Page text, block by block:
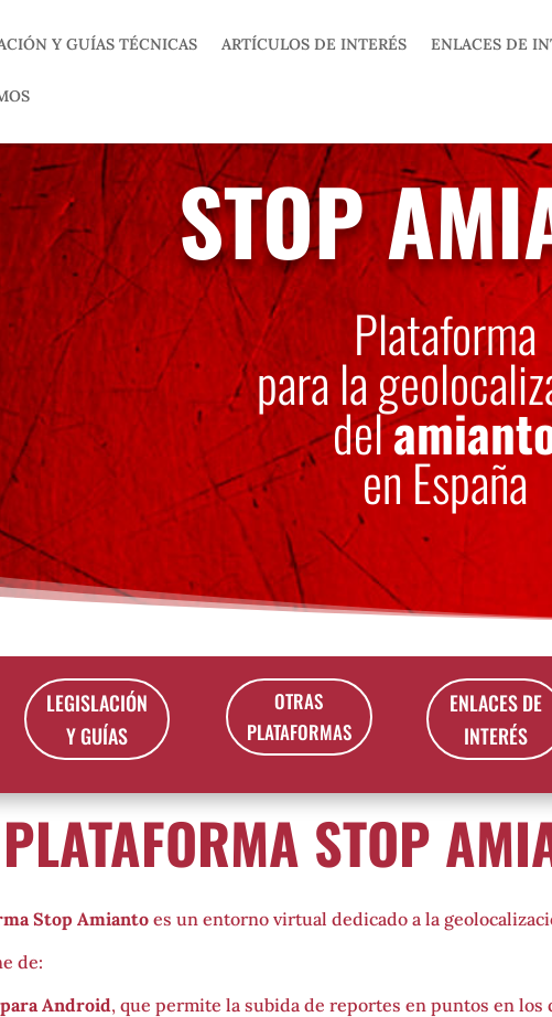
Y GUÍAS TÉCNICAS ARTÍCULOS DE INTERÉS ENLACES DE
STOP
Plataforma
para la
del
en España
LEGISLACIÓN
Y GUÍAS
OTRAS
PLATAFORMAS
ENLACES DE
INTERÉS
STOP
Stop Amiantoes un entorno virtual dedicado a la
de:
Android, que permite la subida de reportes en puntos en los